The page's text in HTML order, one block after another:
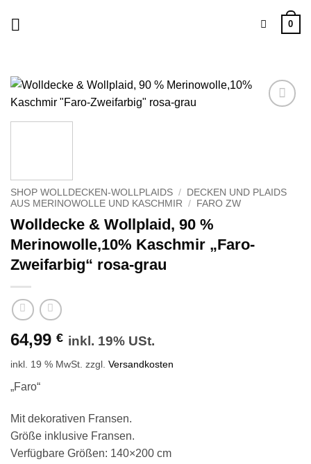
0
SHOP WOLLDECKEN-WOLLPLAIDS /
DECKEN UND PLAIDS
AUS MERINOWOLLE UND KASCHMIR
/ FARO ZW
Wolldecke & Wollplaid, 90 %
Merinowolle,10% Kaschmir „Faro-
Zweifarbig“ rosa-grau
64,99 € inkl. 19% USt.
inkl. 19 % MwSt. zzgl. Versandkosten
„Faro“
Mit dekorativen Fransen.
Größe inklusive Fransen.
Verfügbare Größen: 140×200 cm